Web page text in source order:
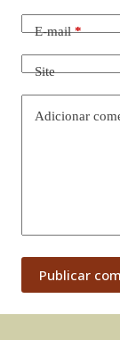
E-mail*
Site
Adicionar
Publicar